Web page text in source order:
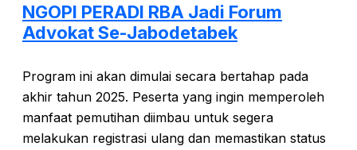
NGOPI PERADI RBA Jadi Forum
Advokat Se-Jabodetabek
Program ini akan dimulai secara bertahap pada
akhir tahun 2025. Peserta yang ingin memperoleh
manfaat pemutihan diimbau untuk segera
melakukan registrasi ulang dan memastikan status